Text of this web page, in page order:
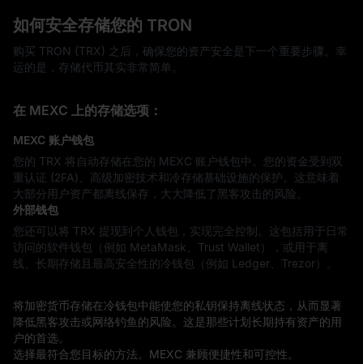
如何安全存储您的 TRON
购买 TRON (TRX) 之后，确保您的资产安全是下一个重要步骤。幸
运的是，存储代币其实非常简单。
在 MEXC 上的存储选项：
MEXC 账户钱包
您的 TRX 将自动存储在您的 MEXC 账户钱包中。您的资金受到双
重认证 (2FA)、高级加密技术和冷存储基础设施的保护。这意味着
大部分用户资产都离线保存，大大降低了黑客攻击的风险。
外部钱包
您还可以将 TRX 提现到个人钱包，实现完全控制。这包括用于日常
访问的软件钱包（例如 MetaMask、Trust Wallet），或用于离
线、长期存储且最高安全性的冷钱包（例如 Ledger、Trezor）。
将加密货币存储在冷钱包中能使您的私钥保持离线状态，从而显著
降低黑客攻击或网络钓鱼的风险。这是那些计划长期持有资产的用
户的首选。
选择最符合您目标的方法。MEXC 兼顾便捷性和可控性。